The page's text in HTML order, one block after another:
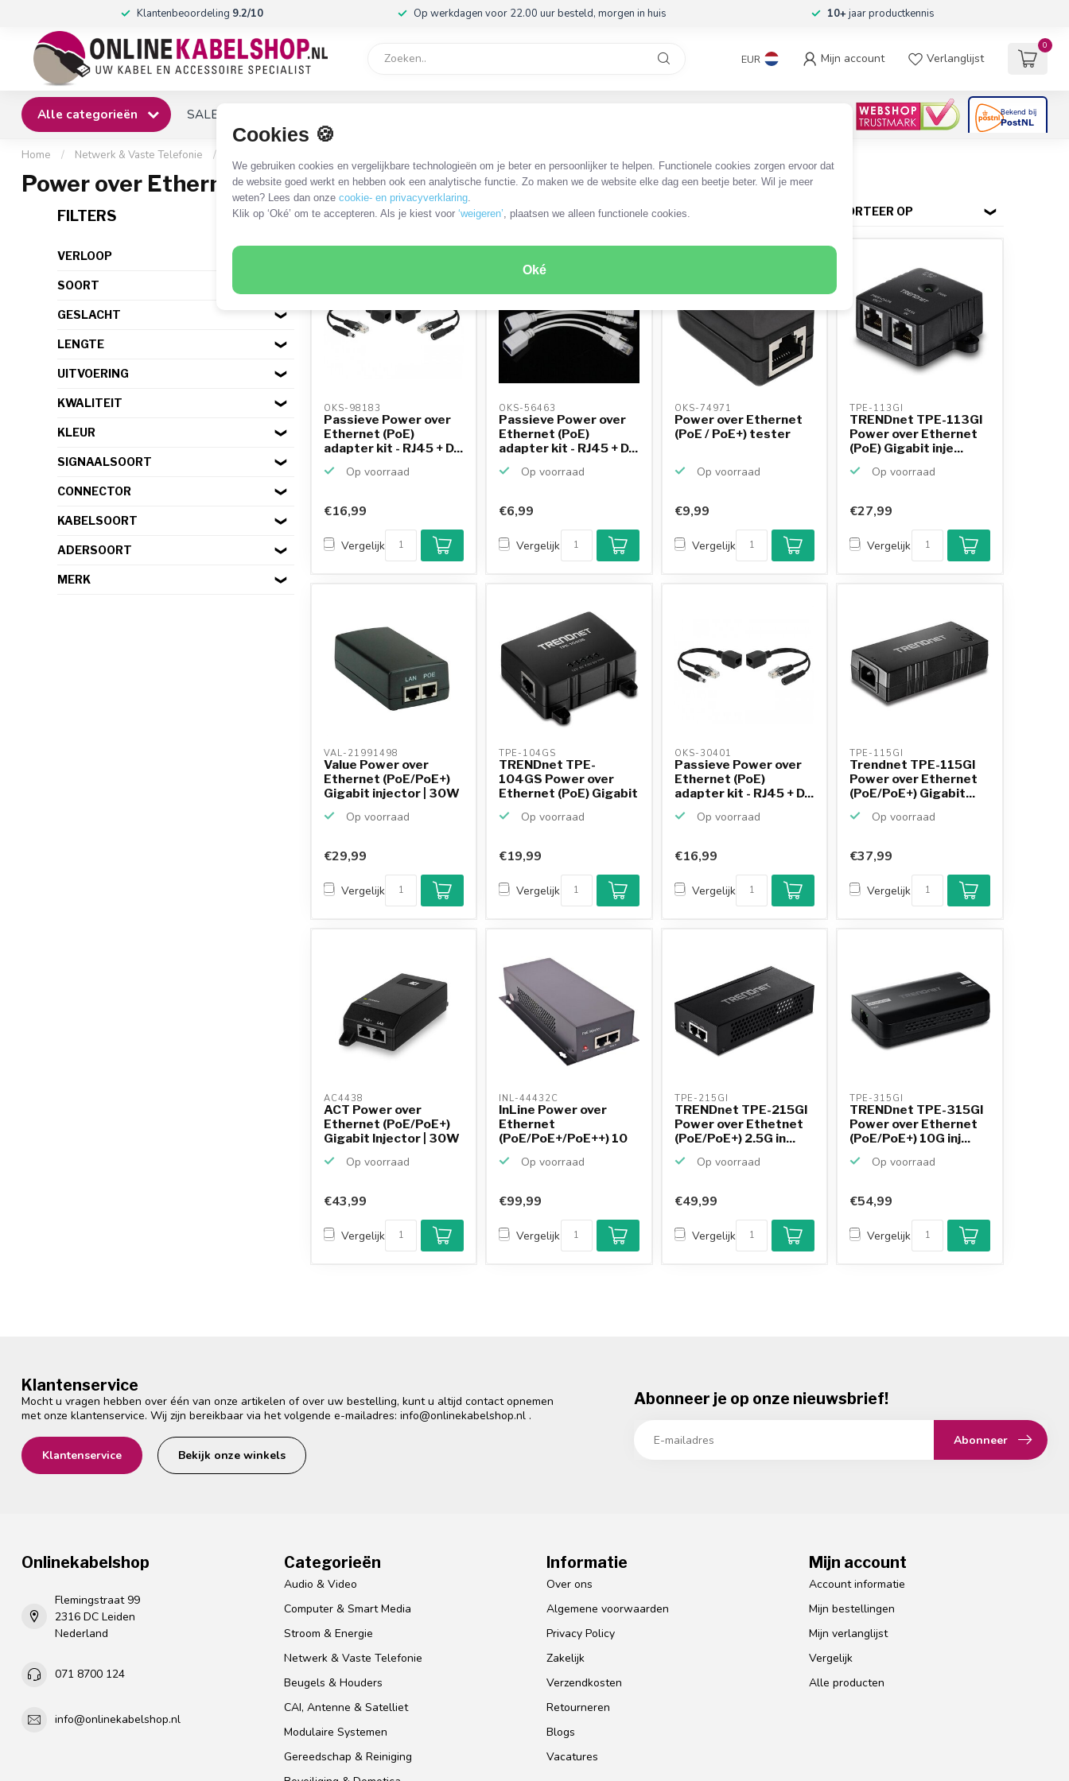
Cookies 🍪
We gebruiken cookies en vergelijkbare technologieën om je beter en persoonlijker te helpen. Functionele cookies zorgen ervoor dat
de website goed werkt en hebben ook een analytische functie. Zo maken we de website elke dag een beetje beter. Wil je meer
weten? Lees dan onze cookie- en privacyverklaring.
Klik op ‘Oké’ om te accepteren. Als je kiest voor ‘weigeren’, plaatsen we alleen functionele cookies.
Oké
Klantenbeoordeling 9.2/10 Op werkdagen voor 22.00 uur besteld, morgen in huis 10+jaar productkennis
EUR Mijn account Verlanglijst
0
Alle categorieën SALE
Home / Netwerk & Vaste Telefonie /
Power over Ethernet (PoE) adapters
FILTERS
VERLOOP
SOORT
GESLACHT
LENGTE
UITVOERING
KWALITEIT
KLEUR
SIGNAALSOORT
CONNECTOR
KABELSOORT
ADERSOORT
MERK
12 PRODUCTEN SORTEER OP
OKS-98183
Passieve Power over
Ethernet (PoE)
adapter kit - RJ45 + D...
Op voorraad
€16,99
Vergelijk
OKS-56463
Passieve Power over
Ethernet (PoE)
adapter kit - RJ45 + D...
Op voorraad
€6,99
Vergelijk
OKS-74971
Power over Ethernet
(PoE / PoE+) tester
Op voorraad
€9,99
Vergelijk
TPE-113GI
TRENDnet TPE-113GI
Power over Ethernet
(PoE) Gigabit inje...
Op voorraad
€27,99
Vergelijk
VAL-21991498
Value Power over
Ethernet (PoE/PoE+)
Gigabit injector | 30W
Op voorraad
€29,99
Vergelijk
TPE-104GS
TRENDnet TPE-
104GS Power over
Ethernet (PoE) Gigabit
Op voorraad
€19,99
Vergelijk
OKS-30401
Passieve Power over
Ethernet (PoE)
adapter kit - RJ45 + D...
Op voorraad
€16,99
Vergelijk
TPE-115GI
Trendnet TPE-115GI
Power over Ethernet
(PoE/PoE+) Gigabit...
Op voorraad
€37,99
Vergelijk
AC4438
ACT Power over
Ethernet (PoE/PoE+)
Gigabit Injector | 30W
Op voorraad
€43,99
Vergelijk
INL-44432C
InLine Power over
Ethernet
(PoE/PoE+/PoE++) 10
Op voorraad
€99,99
Vergelijk
TPE-215GI
TRENDnet TPE-215GI
Power over Ethetnet
(PoE/PoE+) 2.5G in...
Op voorraad
€49,99
Vergelijk
TPE-315GI
TRENDnet TPE-315GI
Power over Ethernet
(PoE/PoE+) 10G inj...
Op voorraad
Klantenbeoordeling
9,2/10
Achteraf betalen
mogelijk
€54,99
Vergelijk
Klantenservice
Mocht u vragen hebben over één van onze artikelen of over uw bestelling, kunt u altijd contact opnemen
met onze klantenservice. Wij zijn bereikbaar via het volgende e-mailadres: info@onlinekabelshop.nl .
Klantenservice Bekijk onze winkels
Abonneer je op onze nieuwsbrief!
Abonneer
Onlinekabelshop
Flemingstraat 99
2316 DC Leiden
Nederland
071 8700 124
info@onlinekabelshop.nl
Categorieën
Audio & Video
Computer & Smart Media
Stroom & Energie
Netwerk & Vaste Telefonie
Beugels & Houders
CAI, Antenne & Satelliet
Modulaire Systemen
Gereedschap & Reiniging
Informatie
Over ons
Algemene voorwaarden
Privacy Policy
Zakelijk
Verzendkosten
Retourneren
Blogs
Vacatures
Mijn account
Account informatie
Mijn bestellingen
Mijn verlanglijst
Vergelijk
Alle producten